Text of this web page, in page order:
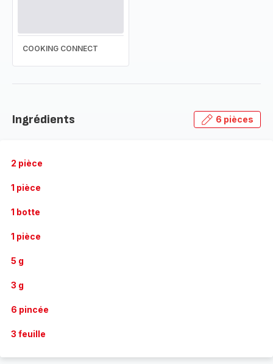
COOKING CONNECT
Ingrédients 6 pièces
2 pièce
1 pièce
1 botte
1 pièce
5 g
3 g
6 pincée
3 feuille